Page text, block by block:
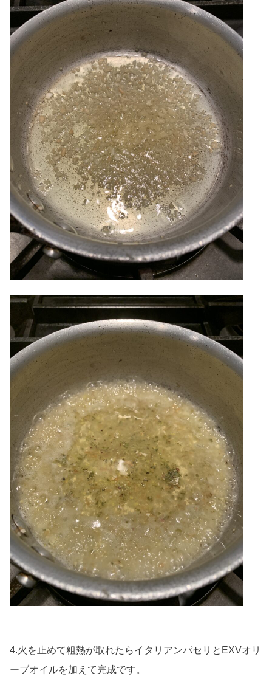
4.火を止めて粗熱が取れたらイタリアンパセリとEXVオリ
ーブオイルを加えて完成です。